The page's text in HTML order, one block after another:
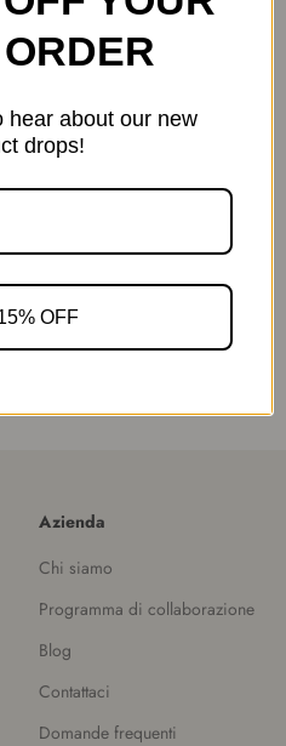
Azienda
Chi siamo
Programma di collaborazione
Blog
Contattaci
Domande frequenti
hear about our new
drops!
OFF